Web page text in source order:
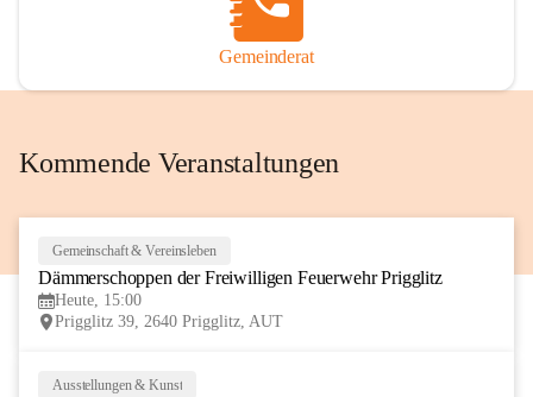
Gemeinderat
Kommende Veranstaltungen
Gemeinschaft & Vereinsleben
Dämmerschoppen der Freiwilligen Feuerwehr Prigglitz
Heute, 15:00
Prigglitz 39, 2640 Prigglitz, AUT
Ausstellungen & Kunst